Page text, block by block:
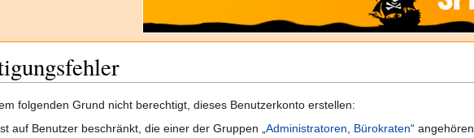
folgenden Grund nicht berechtigt, dieses Benutzerkonto erstellen:
auf Benutzer beschränkt, die einer der Gruppen „ Administratoren Bürokraten“ angehören.